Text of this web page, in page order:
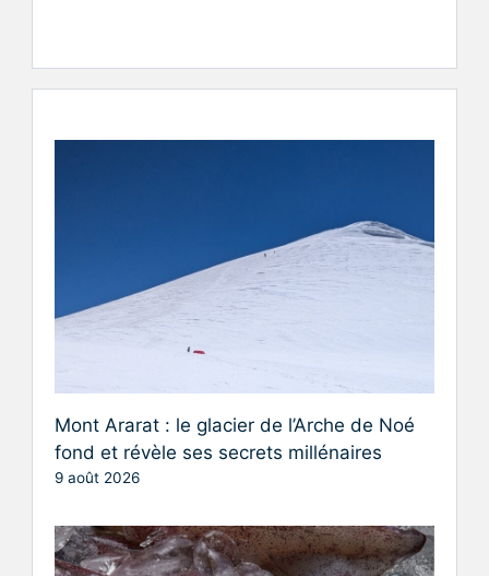
Mont Ararat : le glacier de l’Arche de Noé
fond et révèle ses secrets millénaires
9 août 2026